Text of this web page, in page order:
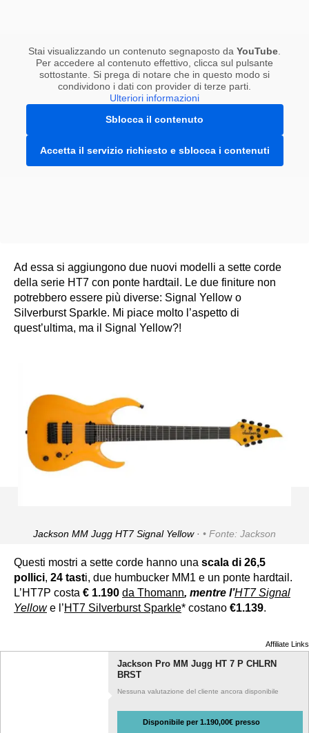
Stai visualizzando un contenuto segnaposto da YouTube.
Per accedere al contenuto effettivo, clicca sul pulsante
sottostante. Si prega di notare che in questo modo si
condividono i dati con provider di terze parti.
Ulteriori informazioni
Sblocca il contenuto
Accetta il servizio richiesto e sblocca i contenuti
Ad essa si aggiungono due nuovi modelli a sette corde
della serie HT7 con ponte hardtail. Le due finiture non
potrebbero essere più diverse: Signal Yellow o
Silverburst Sparkle. Mi piace molto l’aspetto di
quest’ultima, ma il Signal Yellow?!
Jackson MM Jugg HT7 Signal Yellow · Fonte: Jackson
Questi mostri a sette corde hanno una scala di 26,5
pollici, 24 tasti, due humbucker MM1 e un ponte hardtail.
L’HT7P costa € 1.190 da Thomann, mentre l’HT7 Signal
Yellowe l’HT7 Silverburst Sparkle* costano €1.139.
Affiliate Links
Jackson Pro MM Jugg HT 7 P CHLRN
BRST
Nessuna valutazione del cliente ancora disponibile
Disponibile per 1.190,00€ presso